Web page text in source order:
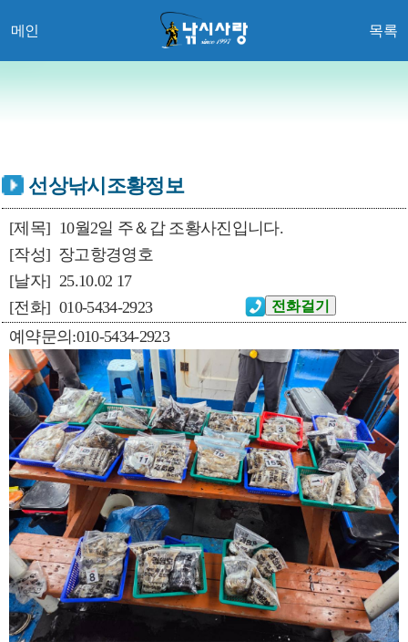
메인 목록
선상낚시조황정보
[제목] 10월2일 주＆갑 조황사진입니다.
[작성] 장고항경영호
[날자] 25.10.02 17
[전화] 010-5434-2923
예약문의:010-5434-2923